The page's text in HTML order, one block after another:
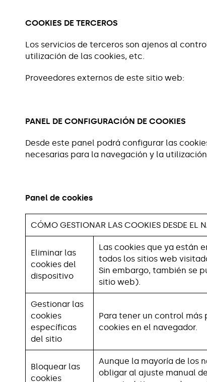
COOKIES DE TERCEROS
Los servicios de terceros son ajenos al
utilización de las cookies, etc.
Proveedores externos de este sitio web:
PANEL DE CONFIGURACIÓN DE COOKIES
Desde este panel podrá configurar las
necesarias para la navegación y la
Panel de cookies
CÓMO GESTIONAR LAS COOKIES DESDE EL
Eliminar las
cookies del
dispositivo
Las cookies que ya están
todos los sitios web
Sin embargo, también se
sitio web).
Gestionar las
cookies
específicas
del sitio
Para tener un control más
cookies en el navegador.
Bloquear las
cookies
Aunque la mayoría de los
obligar al ajuste manual